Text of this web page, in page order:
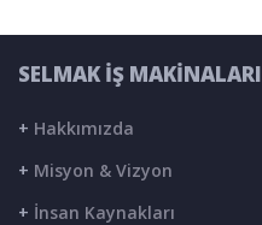
SELMAK İŞ MAKİNALARI
+ Hakkımızda
+ Misyon & Vizyon
+ İnsan Kaynakları